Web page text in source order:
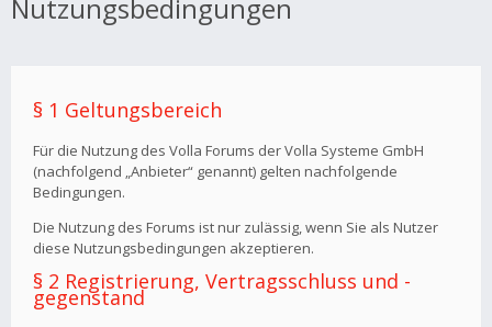
Nutzungsbedingungen
§ 1 Geltungsbereich
Für die Nutzung des Volla Forums der Volla Systeme GmbH
(nachfolgend „Anbieter“ genannt) gelten nachfolgende
Bedingungen.
Die Nutzung des Forums ist nur zulässig, wenn Sie als Nutzer
diese Nutzungsbedingungen akzeptieren.
§ 2 Registrierung, Vertragsschluss und -
gegenstand